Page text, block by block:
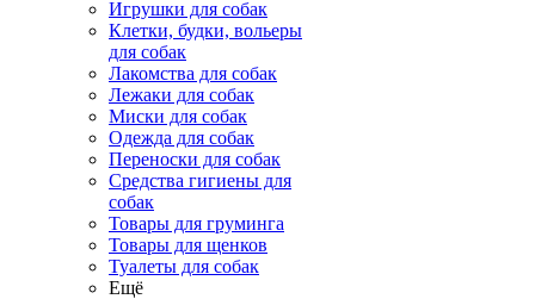
Игрушки для собак
Клетки, будки, вольеры
для собак
Лакомства для собак
Лежаки для собак
Миски для собак
Одежда для собак
Переноски для собак
Средства гигиены для
собак
Товары для груминга
Товары для щенков
Туалеты для собак
Ещё